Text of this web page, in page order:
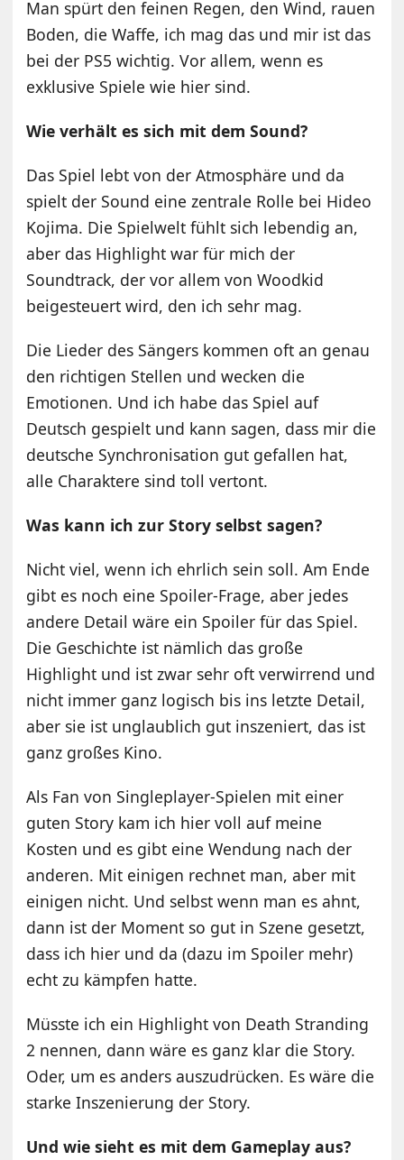
Man spürt den feinen Regen, den Wind, rauen
Boden, die Waffe, ich mag das und mir ist das
bei der PS5 wichtig. Vor allem, wenn es
exklusive Spiele wie hier sind.
Wie verhält es sich mit dem Sound?
Das Spiel lebt von der Atmosphäre und da
spielt der Sound eine zentrale Rolle bei Hideo
Kojima. Die Spielwelt fühlt sich lebendig an,
aber das Highlight war für mich der
Soundtrack, der vor allem von Woodkid
beigesteuert wird, den ich sehr mag.
Die Lieder des Sängers kommen oft an genau
den richtigen Stellen und wecken die
Emotionen. Und ich habe das Spiel auf
Deutsch gespielt und kann sagen, dass mir die
deutsche Synchronisation gut gefallen hat,
alle Charaktere sind toll vertont.
Was kann ich zur Story selbst sagen?
Nicht viel, wenn ich ehrlich sein soll. Am Ende
gibt es noch eine Spoiler-Frage, aber jedes
andere Detail wäre ein Spoiler für das Spiel.
Die Geschichte ist nämlich das große
Highlight und ist zwar sehr oft verwirrend und
nicht immer ganz logisch bis ins letzte Detail,
aber sie ist unglaublich gut inszeniert, das ist
ganz großes Kino.
Als Fan von Singleplayer-Spielen mit einer
guten Story kam ich hier voll auf meine
Kosten und es gibt eine Wendung nach der
anderen. Mit einigen rechnet man, aber mit
einigen nicht. Und selbst wenn man es ahnt,
dann ist der Moment so gut in Szene gesetzt,
dass ich hier und da (dazu im Spoiler mehr)
echt zu kämpfen hatte.
Müsste ich ein Highlight von Death Stranding
2 nennen, dann wäre es ganz klar die Story.
Oder, um es anders auszudrücken. Es wäre die
starke Inszenierung der Story.
Und wie sieht es mit dem Gameplay aus?